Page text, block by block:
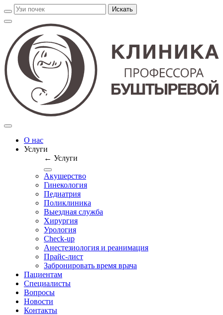
О нас
Услуги
← Услуги
Акушерство
Гинекология
Педиатрия
Поликлиника
Выездная служба
Хирургия
Урология
Check-up
Анестезиология и реанимация
Прайс-лист
Забронировать время врача
Пациентам
Специалисты
Вопросы
Новости
Контакты